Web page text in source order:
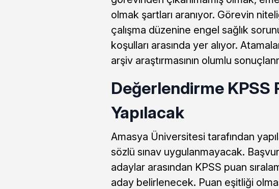
olmak şartları aranıyor. Görevin
çalışma düzenine engel sağlık
koşulları arasında yer alıyor.
arşiv araştırmasının olumlu
Değerlendirme KPSS
Yapılacak
Amasya Üniversitesi tarafından
sözlü sınav uygulanmayacak.
adaylar arasından KPSS puan
aday belirlenecek. Puan eşitliği